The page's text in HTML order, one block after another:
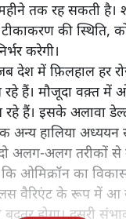
तक रह सकती है।
की स्थिति,
करेगी।
देश में फ़िलहाल हर
हैं। मौजूदा वक़्त में
हैं। इसके अलावा
अन्य हालिया अध्ययन
अलग-अलग तरीकों
कि ओमिक्रॉन का
वैरिएंट के रूप में
होगा। दूसरी